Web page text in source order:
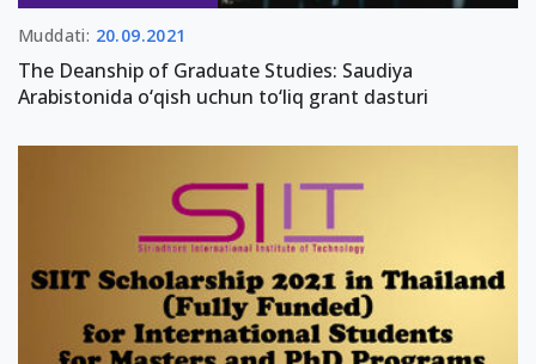
Muddati: 20.09.2021
The Deanship of Graduate Studies: Saudiya
Arabistonida o‘qish uchun to‘liq grant dasturi